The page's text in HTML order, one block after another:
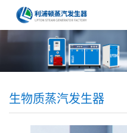
生物质蒸汽发生器